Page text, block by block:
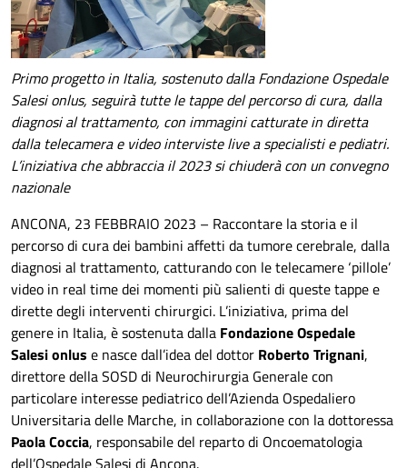
Primo progetto in Italia, sostenuto dalla Fondazione Ospedale
Salesi onlus, seguirà tutte le tappe del percorso di cura, dalla
diagnosi al trattamento, con immagini catturate in diretta
dalla telecamera e video interviste live a specialisti e pediatri.
L’iniziativa che abbraccia il 2023 si chiuderà con un convegno
nazionale
ANCONA, 23 FEBBRAIO 2023 – Raccontare la storia e il
percorso di cura dei bambini affetti da tumore cerebrale, dalla
diagnosi al trattamento, catturando con le telecamere ‘pillole’
video in real time dei momenti più salienti di queste tappe e
dirette degli interventi chirurgici. L’iniziativa, prima del
genere in Italia, è sostenuta dalla Fondazione Ospedale
Salesi onlus e nasce dall’idea del dottor Roberto Trignani,
direttore della SOSD di Neurochirurgia Generale con
particolare interesse pediatrico dell’Azienda Ospedaliero
Universitaria delle Marche, in collaborazione con la dottoressa
Paola Coccia, responsabile del reparto di Oncoematologia